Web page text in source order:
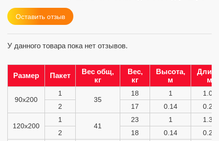
Оставить отзыв
У данного товара пока нет отзывов.
Размер Пакет
Вес общ,
кг
Вес,
кг
Высота,
м
м
90х200
1
35
18 1
1.07
2
17 0.14 0.26
120х200
1
41
23 1
1.37
2
18 0.14 0.26